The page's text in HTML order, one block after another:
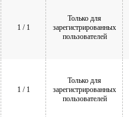
1 / 1
Только для
зарегистрированных
пользователей
1 / 1
Только для
зарегистрированных
пользователей